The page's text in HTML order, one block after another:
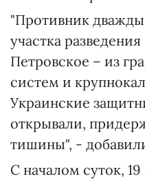
"Противник
участка
Петровское – из
систем и
Украинские
открывали,
тишины", -
С началом суток,